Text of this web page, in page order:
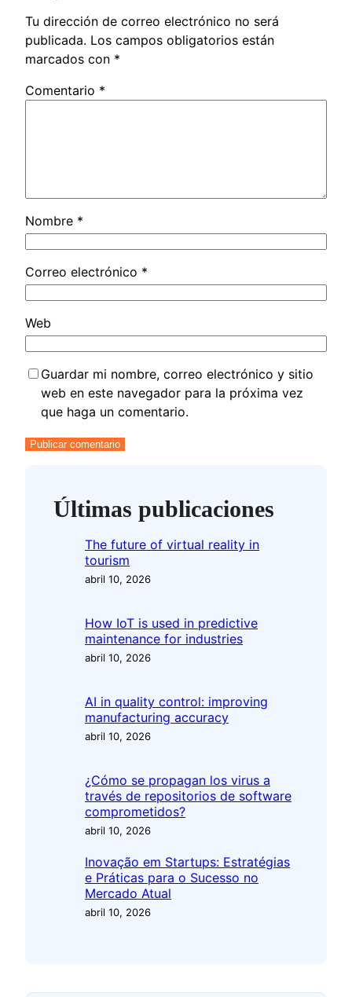
Tu dirección de correo electrónico no será
publicada. Los campos obligatorios están
marcados con *
Comentario *
Nombre *
Correo electrónico *
Web
Guardar mi nombre, correo electrónico y sitio
web en este navegador para la próxima vez
que haga un comentario.
Últimas publicaciones
The future of virtual reality in
tourism
abril 10, 2026
How IoT is used in predictive
maintenance for industries
abril 10, 2026
AI in quality control: improving
manufacturing accuracy
abril 10, 2026
¿Cómo se propagan los virus a
través de repositorios de software
comprometidos?
abril 10, 2026
Inovação em Startups: Estratégias
e Práticas para o Sucesso no
Mercado Atual
abril 10, 2026